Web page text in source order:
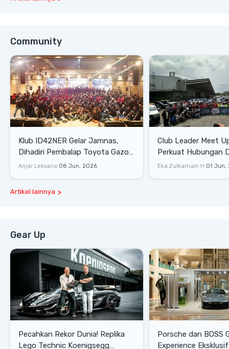
Community
Klub ID42NER Gelar Jamnas,
Dihadiri Pembalap Toyota Gazoo
Racing
Anjar Leksana 08 Jun, 2026
Club Leader Meet
Perkuat Hubungan
Dengan Komunitas
Eka Zulkarnain H 01 Jun,
Artikel lainnya
Gear Up
Pecahkan Rekor Dunia! Replika
Lego Technic Koenigsegg
Porsche dan BOSS
Experience